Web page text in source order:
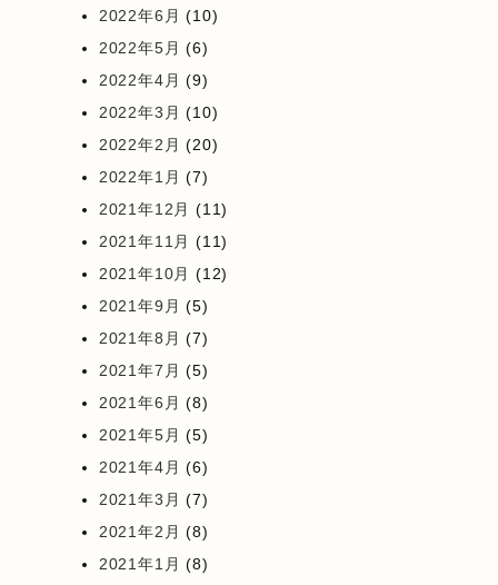
2022年6月 (10)
2022年5月 (6)
2022年4月 (9)
2022年3月 (10)
2022年2月 (20)
2022年1月 (7)
2021年12月 (11)
2021年11月 (11)
2021年10月 (12)
2021年9月 (5)
2021年8月 (7)
2021年7月 (5)
2021年6月 (8)
2021年5月 (5)
2021年4月 (6)
2021年3月 (7)
2021年2月 (8)
2021年1月 (8)